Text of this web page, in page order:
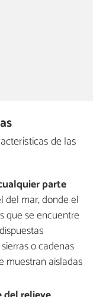
de las
parte
mar, donde el
que se encuentre
o cadenas
muestran aisladas